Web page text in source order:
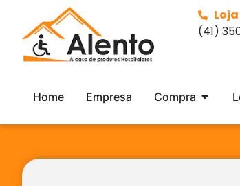
(41)
Home Empresa Compra